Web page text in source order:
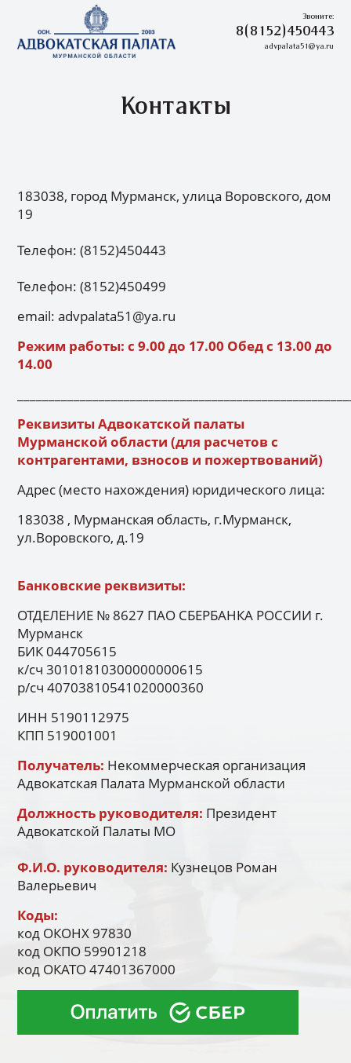
Звоните:
8(8152)450443
advpalata51@ya.ru
Контакты
183038, город Мурманск, улица Воровского, дом
19
Телефон: (8152)450443
Телефон: (8152)450499
email: advpalata51@ya.ru
Режим работы: с 9.00 до 17.00 Обед с 13.00 до
14.00
Реквизиты Адвокатской палаты
Мурманской области (для расчетов с
контрагентами, взносов и пожертвований)
Адрес (место нахождения) юридического лица:
183038 , Мурманская область, г.Мурманск,
ул.Воровского, д.19
Банковские реквизиты:
ОТДЕЛЕНИЕ № 8627 ПАО СБЕРБАНКА РОССИИ г.
Мурманск
БИК 044705615
к/сч 30101810300000000615
р/сч 40703810541020000360
ИНН 5190112975
КПП 519001001
Получатель: Некоммерческая организация
Адвокатская Палата Мурманской области
Должность руководителя: Президент
Адвокатской Палаты МО
Ф.И.О. руководителя: Кузнецов Роман
Валерьевич
Коды:
код ОКОНХ 97830
код ОКПО 59901218
код ОКАТО 47401367000